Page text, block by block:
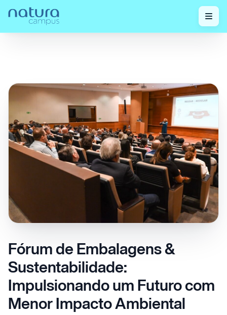
Fórum de Embalagens &
Sustentabilidade:
Impulsionando um Futuro com
Menor Impacto Ambiental